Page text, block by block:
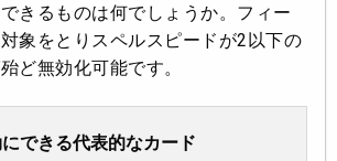
きるものは何でしょうか。フィー
象をとりスペルスピードが2以下の
ど無効化可能です。
できる代表的なカード